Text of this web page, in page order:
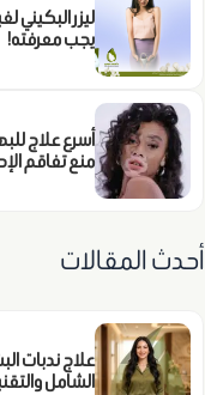
ليزر البكيني
يجب معرفته!
منع تفاقم
أحدث المقالات
علاج ندبات
الشامل